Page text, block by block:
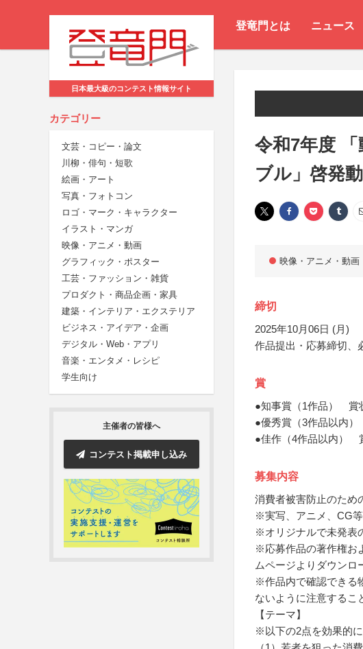
登竜門とは ニュース
日本最大級のコンテスト情報サイト
カテゴリー
文芸・コピー・論文
川柳・俳句・短歌
絵画・アート
写真・フォトコン
ロゴ・マーク・キャラクター
イラスト・マンガ
映像・アニメ・動画
グラフィック・ポスター
工芸・ファッション・雑貨
プロダクト・商品企画・家具
建築・インテリア・エクステリア
ビジネス・アイデア・企画
デジタル・Web・アプリ
音楽・エンタメ・レシピ
学生向け
主催者の皆様へ
コンテスト掲載申し込み
令和7年度
ブル」啓発
映像・アニメ・動画
締切
2025年10月06日 (月)
作品提出・応募締切、
賞
●知事賞（1作品） 賞
●優秀賞（3作品以内
●佳作（4作品以内）
募集内容
消費者被害防止のため
※実写、アニメ、CG
※オリジナルで未発表
※応募作品の著作権お
ムページよりダウンロ
※作品内で確認できる
ないように注意するこ
【テーマ】
※以下の2点を効果的